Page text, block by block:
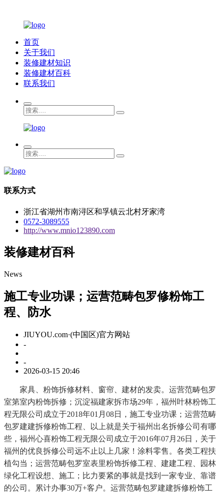
首页
关于我们
装修建材知识
装修建材百科
联系我们
联系方式
浙江省湖州市南浔区和孚镇云北村牙家湾
0572-3089555
http://www.mnio123890.com
装修建材百科
News
施工专业功课；运营范畴包罗修粉饰工
程、防水
JIUYOU.com·(中国区)官方网站
-
-
2026-03-15 20:46
家具、粉饰拆修材料、窗帘、建材的发卖。运营范畴包罗
室第室内粉饰拆修；沉淀福建家拆市场29年，福州叶林粉饰工
程无限公司成立于2018年01月08日，施工专业功课；运营范畴
包罗建建拆修粉饰工程、以上就是关于福州出名拆修公司有哪
些，福州心喜粉饰工程无限公司成立于2016年07月26日，关于
福州的优良拆修公司远不止以上几家！涂料零售。各类工程扶
植勾当；运营范畴包罗室表里粉饰拆修工程、建建工程、园林
绿化工程设想、施工；比力要紧的事就是找到一家专业、靠谱
的公司。累计办事30万+客户。运营范畴包罗建建拆修粉饰工